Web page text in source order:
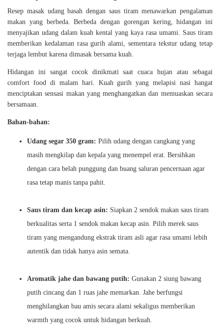
Resep masak udang basah dengan saus tiram menawarkan pengalaman
makan yang berbeda. Berbeda dengan gorengan kering, hidangan ini
menyajikan udang dalam kuah kental yang kaya rasa umami. Saus tiram
memberikan kedalaman rasa gurih alami, sementara tekstur udang tetap
terjaga lembut karena dimasak bersama kuah.
Hidangan ini sangat cocok dinikmati saat cuaca hujan atau sebagai
comfort food di malam hari. Kuah gurih yang melapisi nasi hangat
menciptakan sensasi makan yang menghangatkan dan memuaskan secara
bersamaan.
Bahan-bahan:
Udang segar 350 gram: Pilih udang dengan cangkang yang
masih mengkilap dan kepala yang menempel erat. Bersihkan
dengan cara belah punggung dan buang saluran pencernaan agar
rasa tetap manis tanpa pahit.
Saus tiram dan kecap asin: Siapkan 2 sendok makan saus tiram
berkualitas serta 1 sendok makan kecap asin. Pilih merek saus
tiram yang mengandung ekstrak tiram asli agar rasa umami lebih
autentik dan tidak hanya asin semata.
Aromatik jahe dan bawang putih: Gunakan 2 siung bawang
putih cincang dan 1 ruas jahe memarkan. Jahe berfungsi
menghilangkan bau amis secara alami sekaligus memberikan
warmth yang cocok untuk hidangan berkuah.